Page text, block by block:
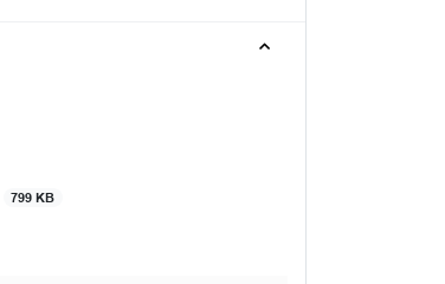
799 KB